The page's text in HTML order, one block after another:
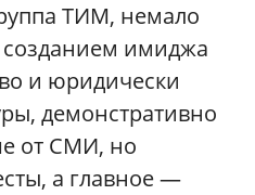
ТИМ, немало
имиджа
и юридически
демонстративно
от СМИ, но
а главное —